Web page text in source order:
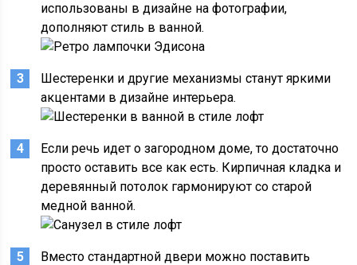
использованы в дизайне на фотографии,
дополняют стиль в ванной.
Шестеренки и другие механизмы станут яркими
акцентами в дизайне интерьера.
Если речь идет о загородном доме, то достаточно
просто оставить все как есть. Кирпичная кладка и
деревянный потолок гармонируют со старой
медной ванной.
Вместо стандартной двери можно поставить